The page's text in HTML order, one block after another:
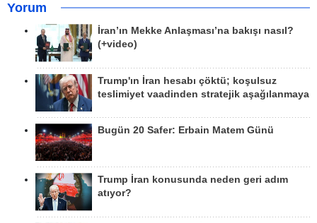
Yorum
İran’ın Mekke Anlaşması’na bakışı nasıl?
(+video)
Trump'ın İran hesabı çöktü; koşulsuz
teslimiyet vaadinden stratejik aşağılanmaya
Bugün 20 Safer: Erbain Matem Günü
Trump İran konusunda neden geri adım
atıyor?